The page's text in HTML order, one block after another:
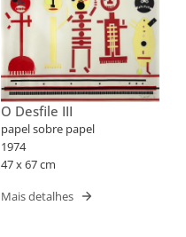
O Desfile III
papel sobre papel
1974
47 x 67 cm
Mais detalhes